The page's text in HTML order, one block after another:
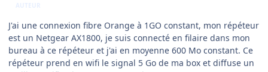
AUTEUR
J'ai une connexion fibre Orange à 1GO constant, mon répéteur
est un Netgear AX1800, je suis connecté en filaire dans mon
bureau à ce répéteur et j'ai en moyenne 600 Mo constant. Ce
répéteur prend en wifi le signal 5 Go de ma box et diffuse un